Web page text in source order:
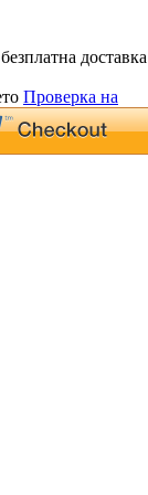
безплатна доставка
Проверка на